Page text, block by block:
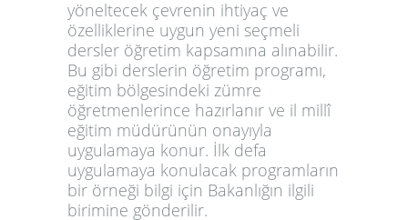
yöneltecek çevrenin ihtiyaç ve
özelliklerine uygun yeni seçmeli
dersler öğretim kapsamına alınabilir.
Bu gibi derslerin öğretim programı,
eğitim bölgesindeki zümre
öğretmenlerince hazırlanır ve il millî
eğitim müdürünün onayıyla
uygulamaya konur. İlk defa
uygulamaya konulacak programların
bir örneği bilgi için Bakanlığın ilgili
birimine gönderilir.